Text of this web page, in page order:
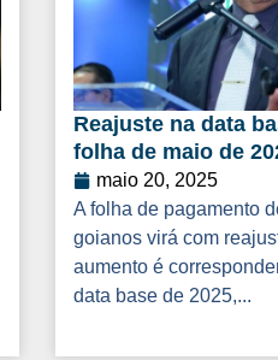
Reajuste na data
folha de maio de
maio 20, 2025
A folha de pagamento
goianos virá com
aumento é
data base de 2025,...